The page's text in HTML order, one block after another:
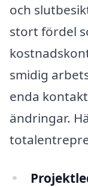
och
stort fördel
smidig
enda
ändringar.